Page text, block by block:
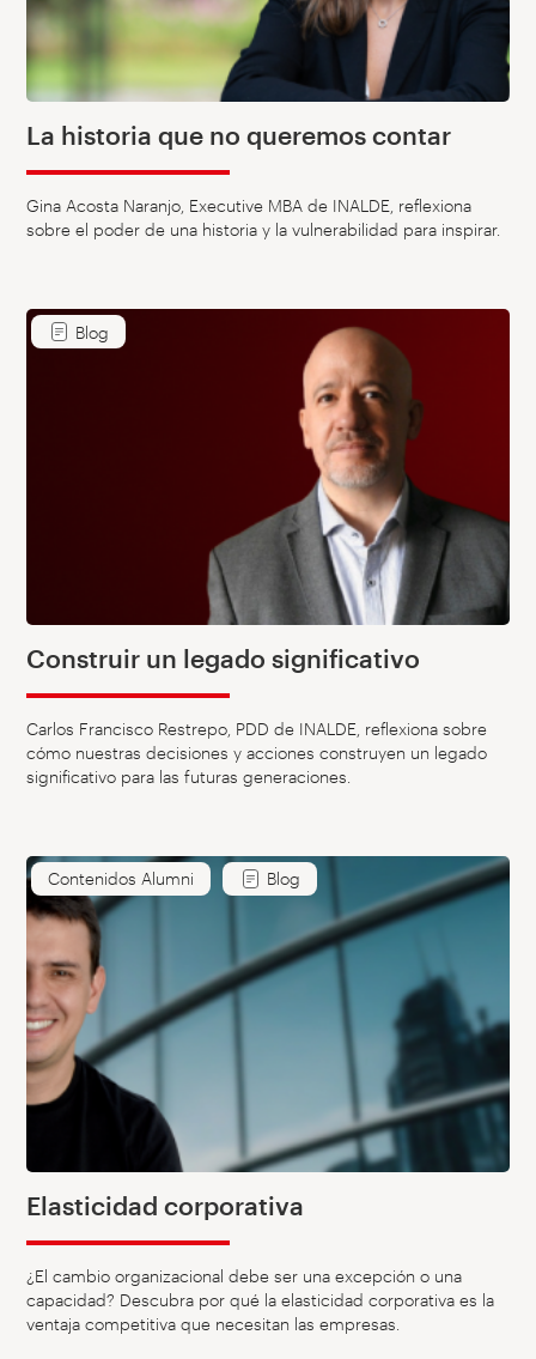
La historia que no queremos contar
Gina Acosta Naranjo, Executive MBA de INALDE, reflexiona
sobre el poder de una historia y la vulnerabilidad para inspirar.
Blog
Construir un legado significativo
Carlos Francisco Restrepo, PDD de INALDE, reflexiona sobre
cómo nuestras decisiones y acciones construyen un legado
significativo para las futuras generaciones.
Contenidos Alumni Blog
Elasticidad corporativa
¿El cambio organizacional debe ser una excepción o una
capacidad? Descubra por qué la elasticidad corporativa es la
ventaja competitiva que necesitan las empresas.